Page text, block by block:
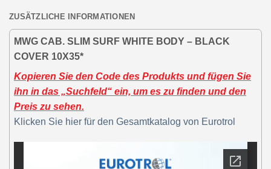
ZUSÄTZLICHE INFORMATIONEN
MWG CAB. SLIM SURF WHITE BODY – BLACK
COVER 10X35*
Kopieren Sie den Code des Produkts und fügen Sie
ihn in das „Suchfeld“ ein, um es zu finden und den
Preis zu sehen.
Klicken Sie hier für den Gesamtkatalog von Eurotrol